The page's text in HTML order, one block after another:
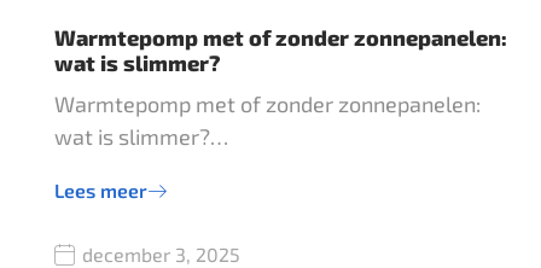
Warmtepomp met of zonder zonnepanelen:
wat is slimmer?
Warmtepomp met of zonder zonnepanelen:
wat is slimmer?…
Lees meer
december 3, 2025